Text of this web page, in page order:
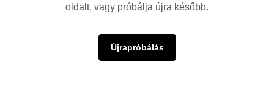
oldalt, vagy próbálja újra később.
Újrapróbálás